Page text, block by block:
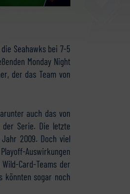
Seahawks bei 7-5
Monday Night
der das Team von
auch das von
der Serie. Die letzte
2009. Doch viel
Auswirkungen
Card-Teams der
könnten sogar noch